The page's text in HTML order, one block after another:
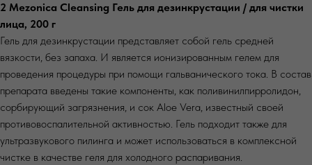
2 Mezonica Cleansing Гель для дезинкрустации / для чистки
лица, 200 г
Гель для дезинкрустации представляет собой гель средней
вязкости, без запаха. И является ионизированным гелем для
проведения процедуры при помощи гальванического тока. В состав
препарата введены такие компоненты, как поливинилпирролидон,
сорбирующий загрязнения, и сок Aloe Vera, известный своей
противовоспалительной активностью. Гель подходит также для
ультразвукового пилинга и может использоваться в комплексной
чистке в качестве геля для холодного распаривания.